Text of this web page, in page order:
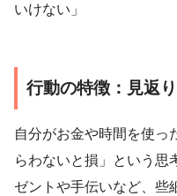
いけない」
行動の特徴：見返
自分がお金や時間を使っ
らわないと損」という思
ゼントや手伝いなど、些